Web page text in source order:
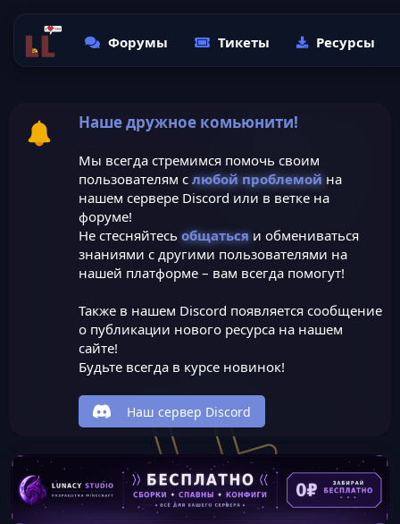
Форумы Тикеты Ресурсы
Наше дружное комьюнити!
Мы всегда стремимся помочь своим
пользователям с любой проблемойна
нашем сервере Discord или в ветке на
форуме!
Не стесняйтесь общатьсяи обмениваться
знаниями с другими пользователями на
нашей платформе – вам всегда помогут!
Также в нашем Discord появляется сообщение
о публикации нового ресурса на нашем
сайте!
Будьте всегда в курсе новинок!
Наш сервер Discord